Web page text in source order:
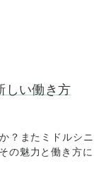
い働き方
？またミドルシニ
の魅力と働き方に